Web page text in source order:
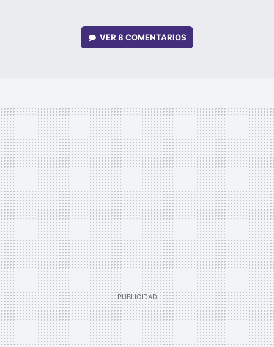
VER 8 COMENTARIOS